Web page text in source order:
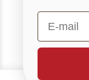
E-mail